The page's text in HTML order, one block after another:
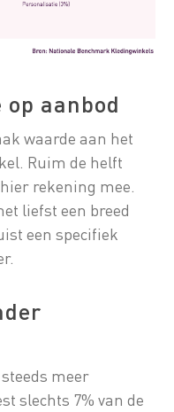
op aanbod
waarde aan het
Ruim de helft
rekening mee.
liefst een breed
een specifiek
meer
slechts 7% van de